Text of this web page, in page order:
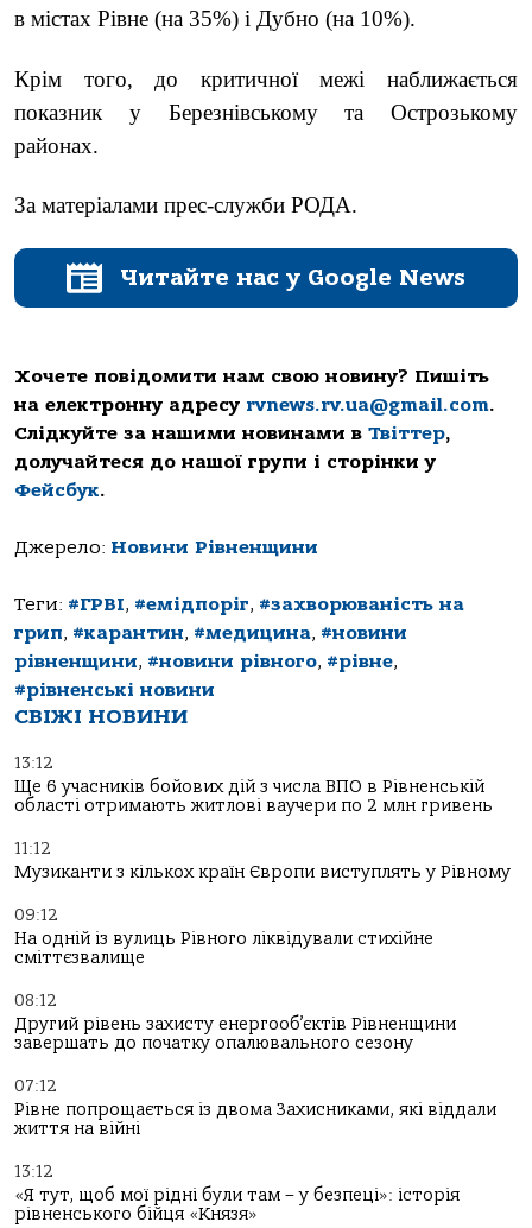
в містах Рівне (на 35%) і Дубно (на 10%).
Крім того, до критичної межі наближається
показник у Березнівському та Острозькому
районах.
За матеріалами прес-служби РОДА.
Читайте нас у Google News
Хочете повідомити нам свою новину? Пишіть
на електронну адресу rvnews.rv.ua@gmail.com.
Слідкуйте за нашими новинами в Твіттер,
долучайтеся до нашої групи і сторінки у
Фейсбук.
Джерело: Новини Рівненщини
Теги: #ГРВІ, #емідпоріг, #захворюваність на
грип, #карантин, #медицина, #новини
рівненщини, #новини рівного, #рівне,
#рівненські новини
СВІЖІ НОВИНИ
13:12
Ще 6 учасників бойових дій з числа ВПО в Рівненській
області отримають житлові ваучери по 2 млн гривень
11:12
Музиканти з кількох країн Європи виступлять у Рівному
09:12
На одній із вулиць Рівного ліквідували стихійне
сміттєзвалище
08:12
Другий рівень захисту енергооб’єктів Рівненщини
завершать до початку опалювального сезону
07:12
Рівне попрощається із двома Захисниками, які віддали
життя на війні
13:12
«Я тут, щоб мої рідні були там – у безпеці»: історія
рівненського бійця «Князя»